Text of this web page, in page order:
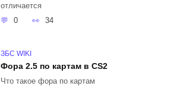
отличается
0
34
ЗБС WIKI
Фора 2.5 по картам в CS2
Что такое фора по картам